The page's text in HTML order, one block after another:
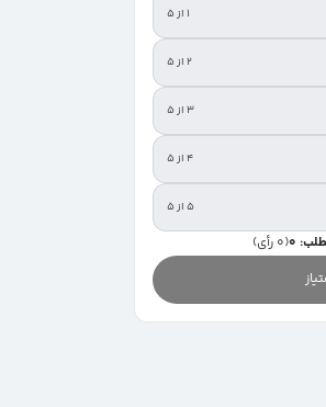
۱ از ۵
۲ از ۵
۳ از ۵
۴ از ۵
۵ از ۵
0 (0 رأی)